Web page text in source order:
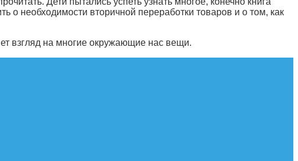
о необходимости вторичной переработки товаров и о том, как
взгляд на многие окружающие нас вещи.